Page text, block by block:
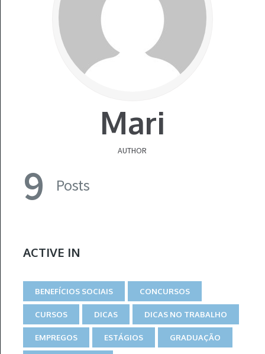
Mari
AUTHOR
9 Posts
ACTIVE IN
BENEFÍCIOS SOCIAIS CONCURSOS
CURSOS DICAS DICAS NO TRABALHO
EMPREGOS ESTÁGIOS GRADUAÇÃO